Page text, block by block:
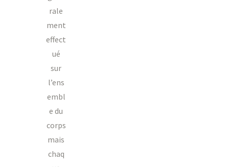
rale
ment
effect
ué
sur
l’ens
embl
e du
corps
mais
chaq